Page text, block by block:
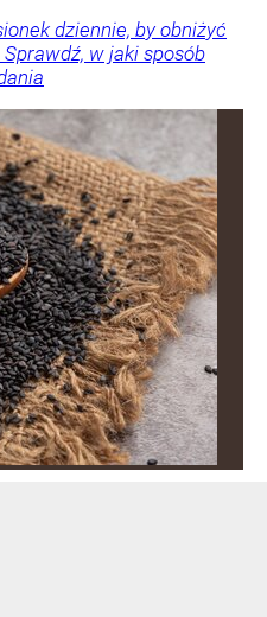
dziennie, by obniżyć
w jaki sposób